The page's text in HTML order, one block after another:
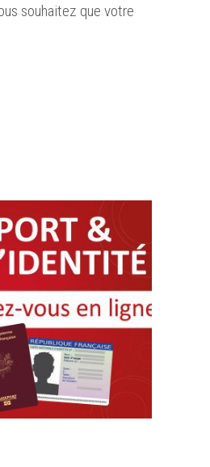
souhaitez que votre